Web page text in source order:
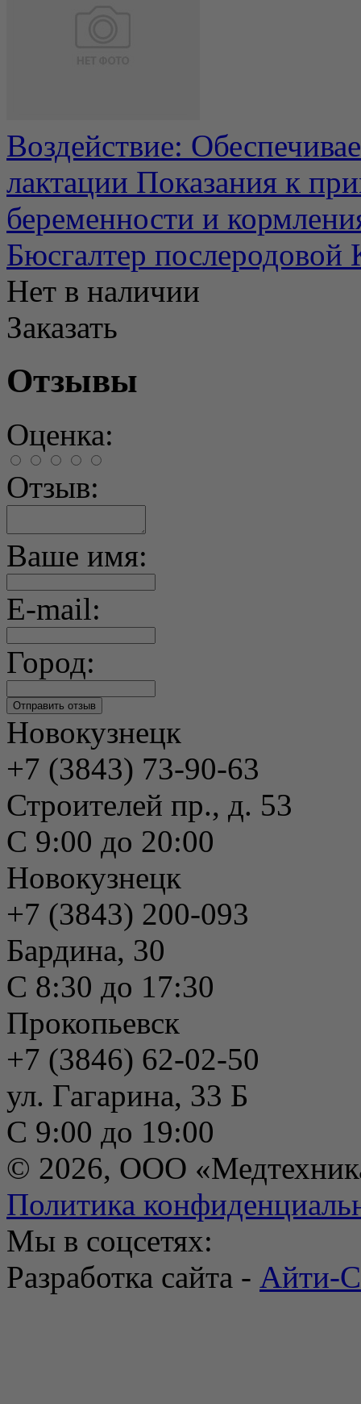
Воздействие:
лактации Показания к
беременности и
Бюсгалтер
Нет в наличии
Заказать
Отзывы
Оценка:
Отзыв:
Ваше имя:
E-mail:
Город:
Новокузнецк
+7 (3843) 73-90-63
Строителей пр., д. 53
С 9:00 до 20:00
Новокузнецк
+7 (3843) 200-093
Бардина, 30
С 8:30 до 17:30
Прокопьевск
+7 (3846) 62-02-50
ул. Гагарина, 33 Б
С 9:00 до 19:00
© 2026, ООО
Политика
Мы в соцсетях:
Разработка сайта - Айти-